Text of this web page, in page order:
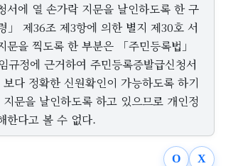
서에 열 손가락 지문을 날인하도록 한 구
」 제36조 제3항에 의한 별지 제30호 서
문을 찍도록 한 부분은 「주민등록법」
규정에 근거하여 주민등록증발급신청서
다 정확한 신원확인이 가능하도록 하기
문을 날인하도록 하고 있으므로 개인정
한다고 볼 수 없다.
O X